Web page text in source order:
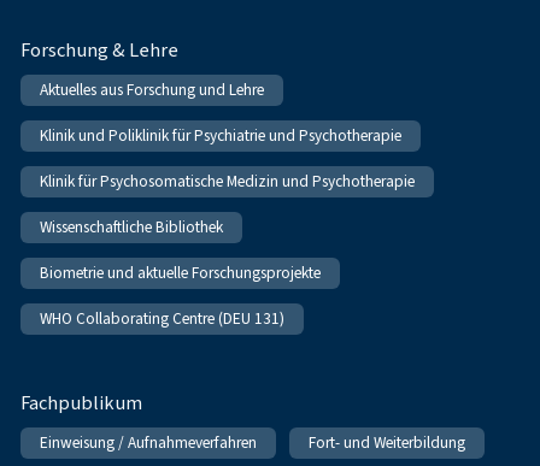
Forschung & Lehre
Aktuelles aus Forschung und Lehre
Klinik und Poliklinik für Psychiatrie und Psychotherapie
Klinik für Psychosomatische Medizin und Psychotherapie
Wissenschaftliche Bibliothek
Biometrie und aktuelle Forschungsprojekte
WHO Collaborating Centre (DEU 131)
Fachpublikum
Einweisung / Aufnahmeverfahren Fort- und Weiterbildung